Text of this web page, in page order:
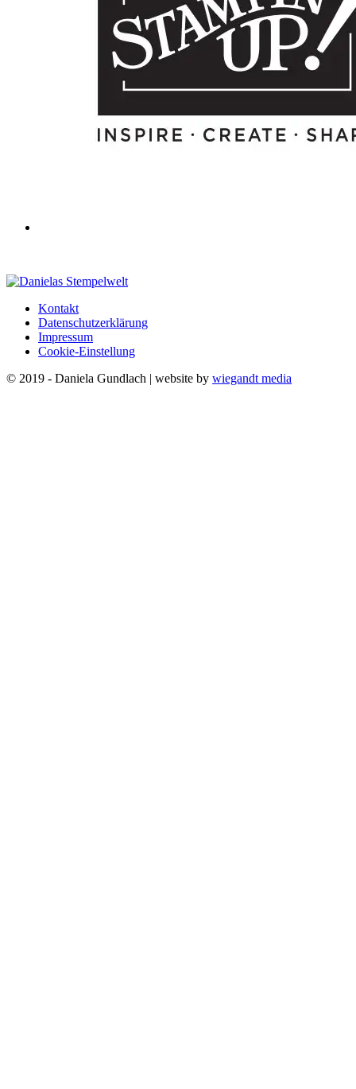
Kontakt
Datenschutzerklärung
Impressum
Cookie-Einstellung
© 2019 - Daniela Gundlach | website by wiegandt media